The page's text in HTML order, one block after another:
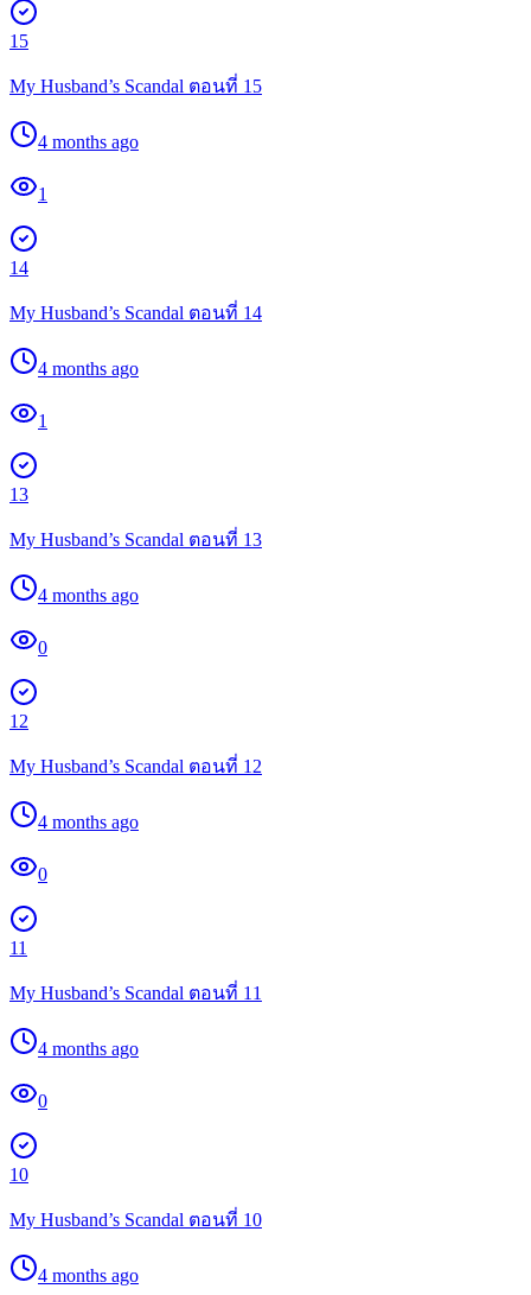
15
My Husband’s Scandal ตอนที่ 15
4 months ago
1
14
My Husband’s Scandal ตอนที่ 14
4 months ago
1
13
My Husband’s Scandal ตอนที่ 13
4 months ago
0
12
My Husband’s Scandal ตอนที่ 12
4 months ago
0
11
My Husband’s Scandal ตอนที่ 11
4 months ago
0
10
My Husband’s Scandal ตอนที่ 10
4 months ago